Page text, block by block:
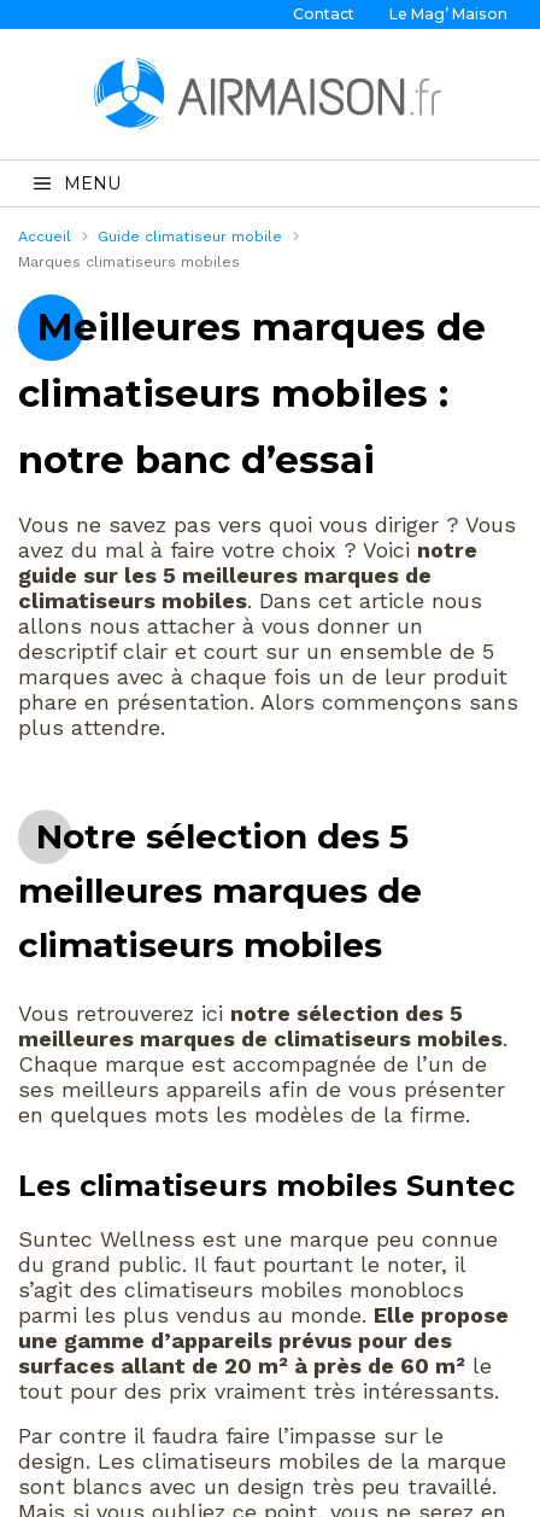
Contact Le Mag’ Maison
MENU
Accueil
Guide climatiseur mobile
Marques climatiseurs mobiles
Meilleures marques de
climatiseurs mobiles :
notre banc d’essai
Vous ne savez pas vers quoi vous diriger ? Vous
avez du mal à faire votre choix ? Voici notre
guide sur les 5 meilleures marques de
climatiseurs mobiles. Dans cet article nous
allons nous attacher à vous donner un
descriptif clair et court sur un ensemble de 5
marques avec à chaque fois un de leur produit
phare en présentation. Alors commençons sans
plus attendre.
Notre sélection des 5
meilleures marques de
climatiseurs mobiles
Vous retrouverez ici notre sélection des 5
meilleures marques de climatiseurs mobiles.
Chaque marque est accompagnée de l’un de
ses meilleurs appareils afin de vous présenter
en quelques mots les modèles de la firme.
Les climatiseurs mobiles Suntec
Suntec Wellness est une marque peu connue
du grand public. Il faut pourtant le noter, il
s’agit des climatiseurs mobiles monoblocs
parmi les plus vendus au monde. Elle propose
une gamme d’appareils prévus pour des
surfaces allant de 20 m² à près de 60 m² le
tout pour des prix vraiment très intéressants.
Par contre il faudra faire l’impasse sur le
design. Les climatiseurs mobiles de la marque
sont blancs avec un design très peu travaillé.
Mais si vous oubliez ce point, vous ne serez en